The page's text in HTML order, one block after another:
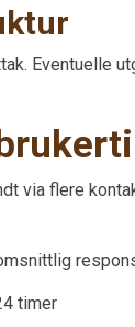
Eventuelle
via flere
timer